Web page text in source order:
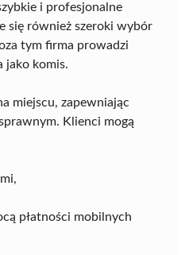
i profesjonalne
się również szeroki wybór
tym firma prowadzi
jako komis.
miejscu, zapewniając
Klienci mogą
płatności mobilnych